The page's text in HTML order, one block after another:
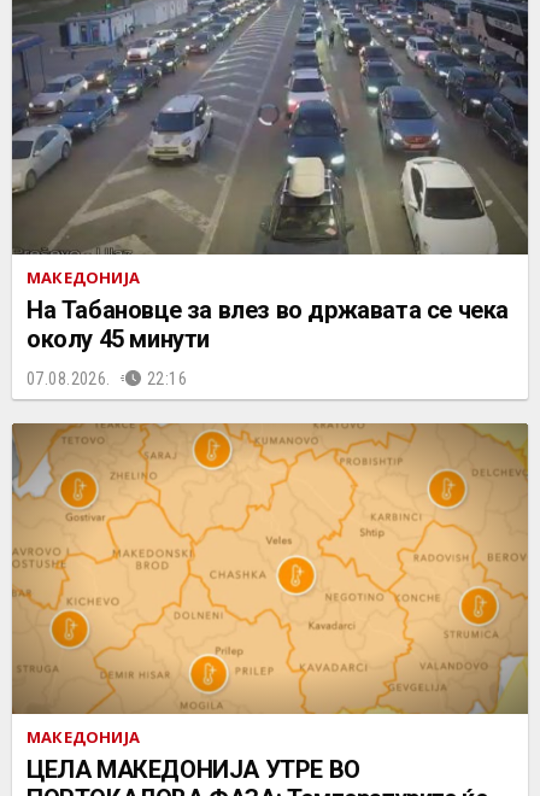
МАКЕДОНИЈА
На Табановце за влез во државата се чека
околу 45 минути
07.08.2026. 22:16
МАКЕДОНИЈА
ЦЕЛА МАКЕДОНИЈА УТРЕ ВО